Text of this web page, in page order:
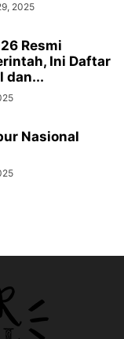
2025
Resmi
Ini Daftar
dan...
Nasional